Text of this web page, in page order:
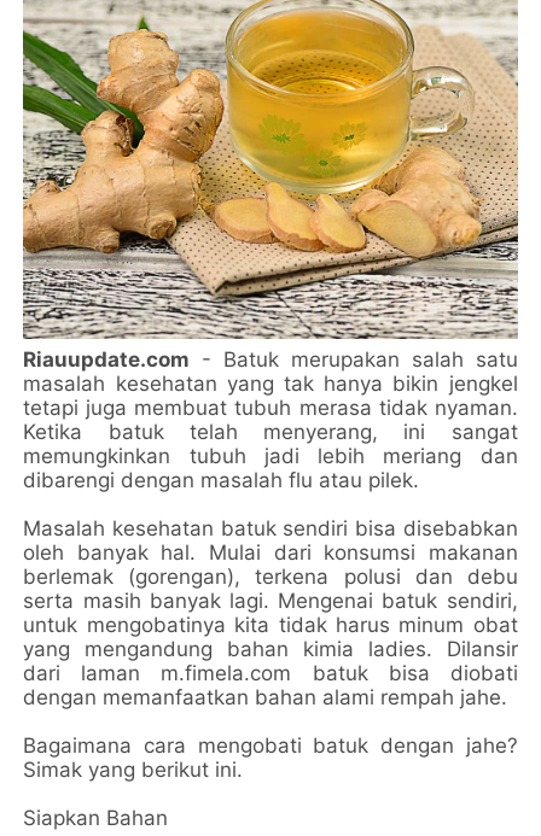
Riauupdate.com - Batuk merupakan salah satu
masalah kesehatan yang tak hanya bikin jengkel
tetapi juga membuat tubuh merasa tidak nyaman.
Ketika batuk telah menyerang, ini sangat
memungkinkan tubuh jadi lebih meriang dan
dibarengi dengan masalah flu atau pilek.
Masalah kesehatan batuk sendiri bisa disebabkan
oleh banyak hal. Mulai dari konsumsi makanan
berlemak (gorengan), terkena polusi dan debu
serta masih banyak lagi. Mengenai batuk sendiri,
untuk mengobatinya kita tidak harus minum obat
yang mengandung bahan kimia ladies. Dilansir
dari laman m.fimela.com batuk bisa diobati
dengan memanfaatkan bahan alami rempah jahe.
Bagaimana cara mengobati batuk dengan jahe?
Simak yang berikut ini.
Siapkan Bahan